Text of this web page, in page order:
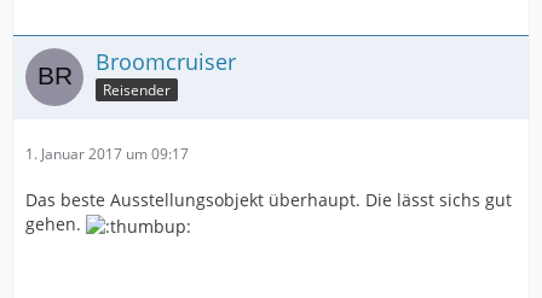
Broomcruiser
Reisender
1. Januar 2017 um 09:17
Das beste Ausstellungsobjekt überhaupt. Die lässt sichs gut
gehen.